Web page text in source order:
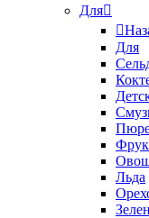
Для
Для
Льда